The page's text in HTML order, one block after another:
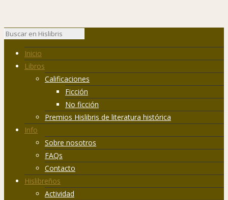
Inicio
Libros
Calificaciones
Ficción
No ficción
Premios Hislibris de literatura histórica
Info
Sobre nosotros
FAQs
Contacto
Hislibreños
Actividad